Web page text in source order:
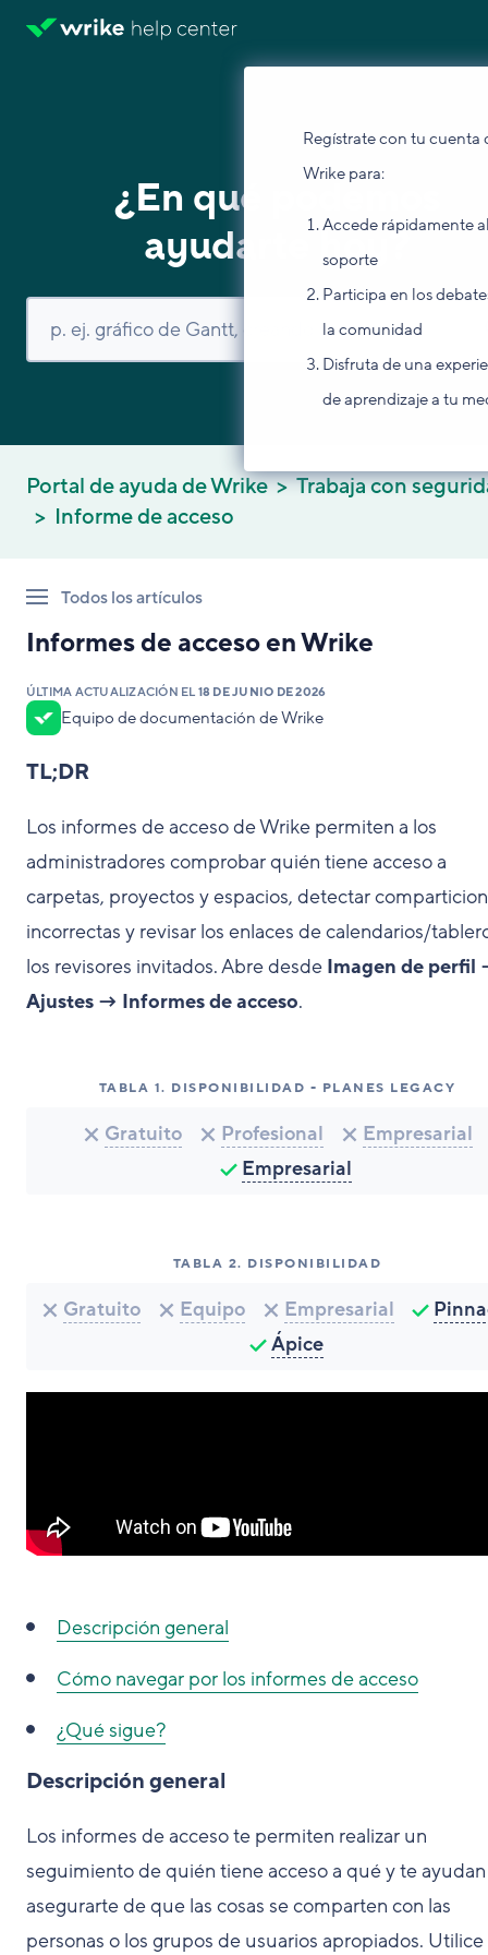
Regístrate con tu cuenta
Wrike para:
Accede rápidamente
soporte
Participa en los
la comunidad
Disfruta de una
de aprendizaje a tu
¿En qué podemos
ayudarte hoy?
Portal de ayuda de Wrike
Trabaja con
Informe de acceso
Todos los artículos
Informes de acceso en Wrike
ÚLTIMA ACTUALIZACIÓN EL 18 DE JUNIO DE 2026
Equipo de documentación de Wrike
TL;DR
Los informes de acceso de Wrike permiten a los
administradores comprobar quién tiene acceso a
carpetas, proyectos y espacios, detectar
incorrectas y revisar los enlaces de calendarios/
los revisores invitados. Abre desde Imagen de perfil
Ajustes → Informes de acceso.
TABLA 1. DISPONIBILIDAD - PLANES LEGACY
Gratuito Profesional
Empresarial
Empresarial
TABLA 2. DISPONIBILIDAD
Gratuito Equipo Empresarial
Ápice
Descripción general
Cómo navegar por los informes de acceso
¿Qué sigue?
Descripción general
Los informes de acceso te permiten realizar un
seguimiento de quién tiene acceso a qué y te
asegurarte de que las cosas se comparten con las
personas o los grupos de usuarios apropiados. Utilice